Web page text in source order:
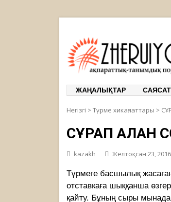
ЖАҢАЛЫҚТАР САЯСАТ
Негізгі > Түрме хикаяаттары >
СҰРАП АЛҒАН
kazakh Желтоқсан 23, 2016
Түрмеге басшылық
отставкаға шыққанша
қайту. Бұның сыры